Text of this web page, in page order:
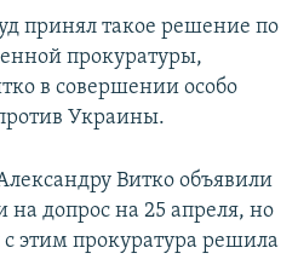
принял такое решение по
прокуратуры,
в совершении особо
Украины.
Витко объявили
на допрос на 25 апреля, но
этим прокуратура решила